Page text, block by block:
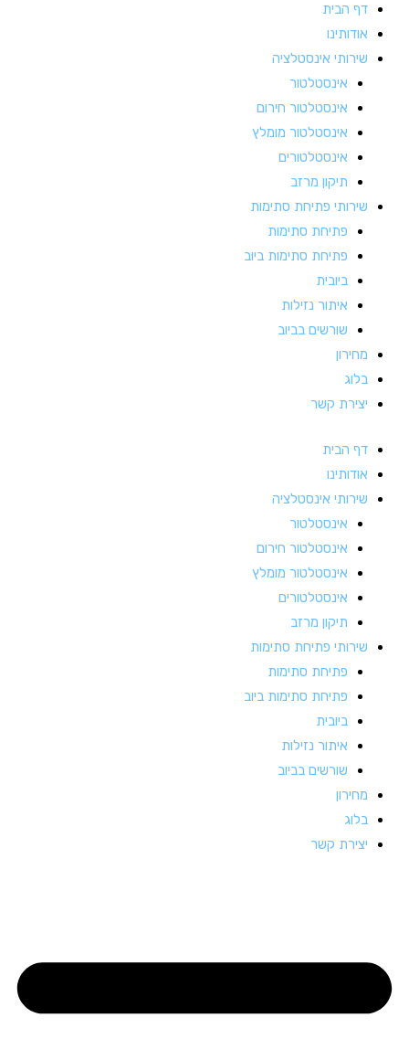
דף הבית
אודותינו
שירותי אינסטלציה
אינסטלטור
אינסטלטור חירום
אינסטלטור מומלץ
אינסטלטורים
תיקון מרזב
שירותי פתיחת סתימות
פתיחת סתימות
פתיחת סתימות ביוב
ביובית
איתור נזילות
שורשים בביוב
מחירון
בלוג
יצירת קשר
דף הבית
אודותינו
שירותי אינסטלציה
אינסטלטור
אינסטלטור חירום
אינסטלטור מומלץ
אינסטלטורים
תיקון מרזב
שירותי פתיחת סתימות
פתיחת סתימות
פתיחת סתימות ביוב
ביובית
איתור נזילות
שורשים בביוב
מחירון
בלוג
יצירת קשר